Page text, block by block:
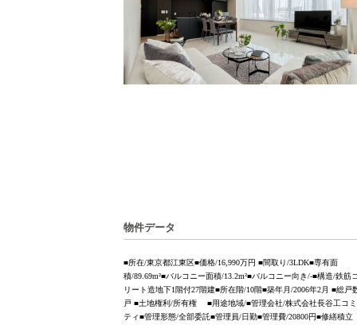
物件データ
■所在/東京都江東区■価格/16,990万円 ■間取り/3LDK■専有面
積/89.69m²■バルコニー面積/13.2m²■バルコニー向き/-■構造/鉄筋
リート造地下1階付27階建■所在階/10階■築年月/2006年2月 ■総戸
戸 ■土地権利/所有権 ■用途地域/■管理会社/株式会社長谷工コ
ティ■管理形態/全部委託■管理員/日勤■管理費/20800円■修繕積立